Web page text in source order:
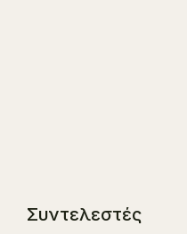
Συντελεστές